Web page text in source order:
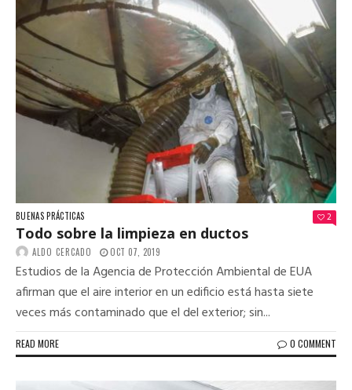
BUENAS PRÁCTICAS 2
Todo sobre la limpieza en ductos
ALDO CERCADO OCT 07, 2019
Estudios de la Agencia de Protección Ambiental de EUA
afirman que el aire interior en un edificio está hasta siete
veces más contaminado que el del exterior; sin...
READ MORE 0 COMMENT